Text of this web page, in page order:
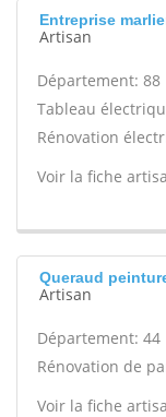
Entreprise
Artisan
Département: 88
Tableau
Rénovation
Voir la fiche
Queraud
Artisan
Département: 44
Rénovation de
Voir la fiche